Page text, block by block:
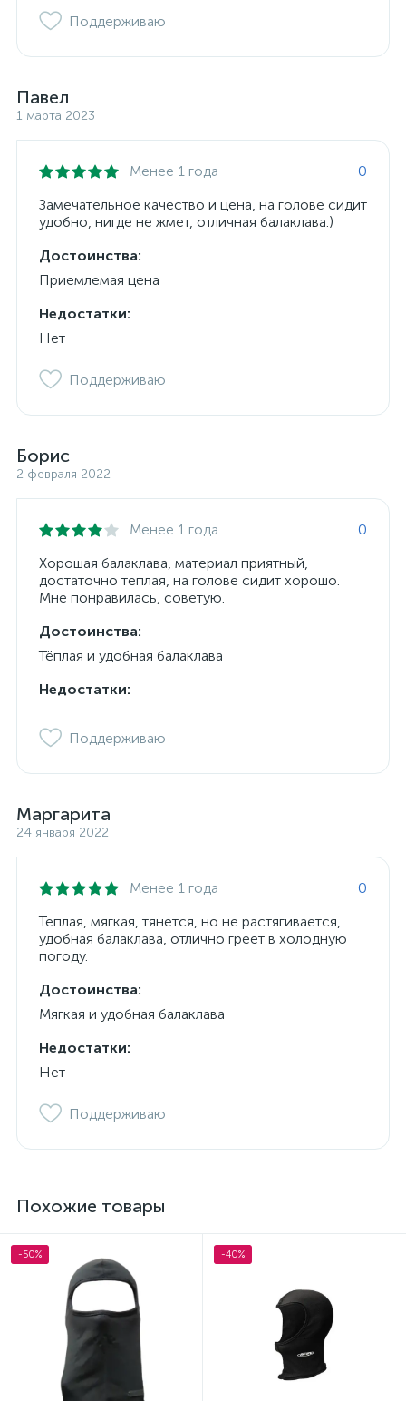
Поддерживаю
Павел
1 марта 2023
Менее 1 года
0
Замечательное качество и цена, на голове сидит
удобно, нигде не жмет, отличная балаклава.)
Достоинства:
Приемлемая цена
Недостатки:
Нет
Поддерживаю
Борис
2 февраля 2022
Менее 1 года
0
Хорошая балаклава, материал приятный,
достаточно теплая, на голове сидит хорошо.
Мне понравилась, советую.
Достоинства:
Тёплая и удобная балаклава
Недостатки:
Поддерживаю
Маргарита
24 января 2022
Менее 1 года
0
Теплая, мягкая, тянется, но не растягивается,
удобная балаклава, отлично греет в холодную
погоду.
Достоинства:
Мягкая и удобная балаклава
Недостатки:
Нет
Поддерживаю
Похожие товары
-50% -40%